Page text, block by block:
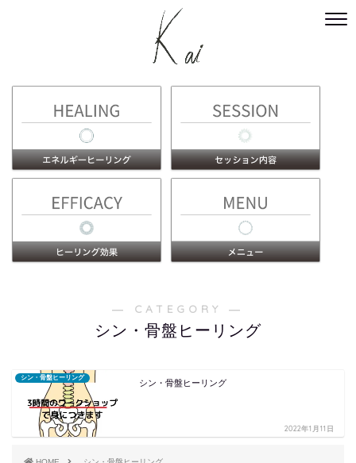
― CATEGORY ―
シン・骨盤ヒーリング
シン・骨盤ヒーリング
シン・骨盤ヒーリング
2022年1月11日